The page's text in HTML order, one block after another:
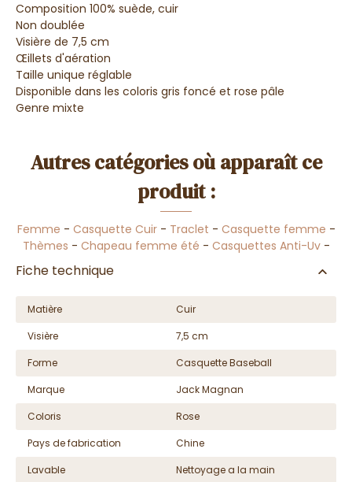
Composition 100% suède, cuir
Non doublée
Visière de 7,5 cm
Œillets d'aération
Taille unique réglable
Disponible dans les coloris gris foncé et rose pâle
Genre mixte
Autres catégories où apparaît ce
produit :
Femme - Casquette Cuir- Traclet - Casquette femme -
Thèmes - Chapeau femme été - Casquettes Anti-Uv-
Fiche technique
Matière
Cuir
Visière
7,5 cm
Forme
Casquette Baseball
Marque
Jack Magnan
Coloris
Rose
Pays de fabrication
Chine
Lavable
Nettoyage a la main